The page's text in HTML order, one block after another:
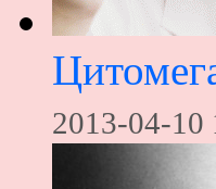
2013-04-10